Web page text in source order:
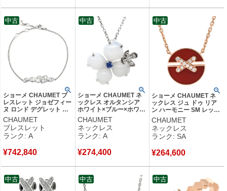
ショーメ CHAUMET ブ
レスレット ジョゼフィー
ヌ ロンド デグレット ホ
ワイトゴールド ダイヤモ
ンド ブリリアントカット
16石 083861 【中古】中
古美品
CHAUMET
ブレスレット
ランク: A
¥742,840
中古
ショーメ CHAUMET ネ
ックレス オルタンシア
ホワイト×ブルー×ホワイ
トゴールド 白 青 K18
750 WG ダイヤモンド カ
ルセドニー サファイア
【中古】中古美品
CHAUMET
ネックレス
ランク: A
¥274,400
中古
ショーメ CHAUMET ネ
ックレス ジュ ドゥ リア
ン ハーモニー SM レッド
×ピンクゴールド 赤 カー
ネリアン メダル 750 18K
PG ダイヤ 084428 【中
古】新品同様品
CHAUMET
ネックレス
ランク: SA
¥264,600
中古
中古 中古 中古